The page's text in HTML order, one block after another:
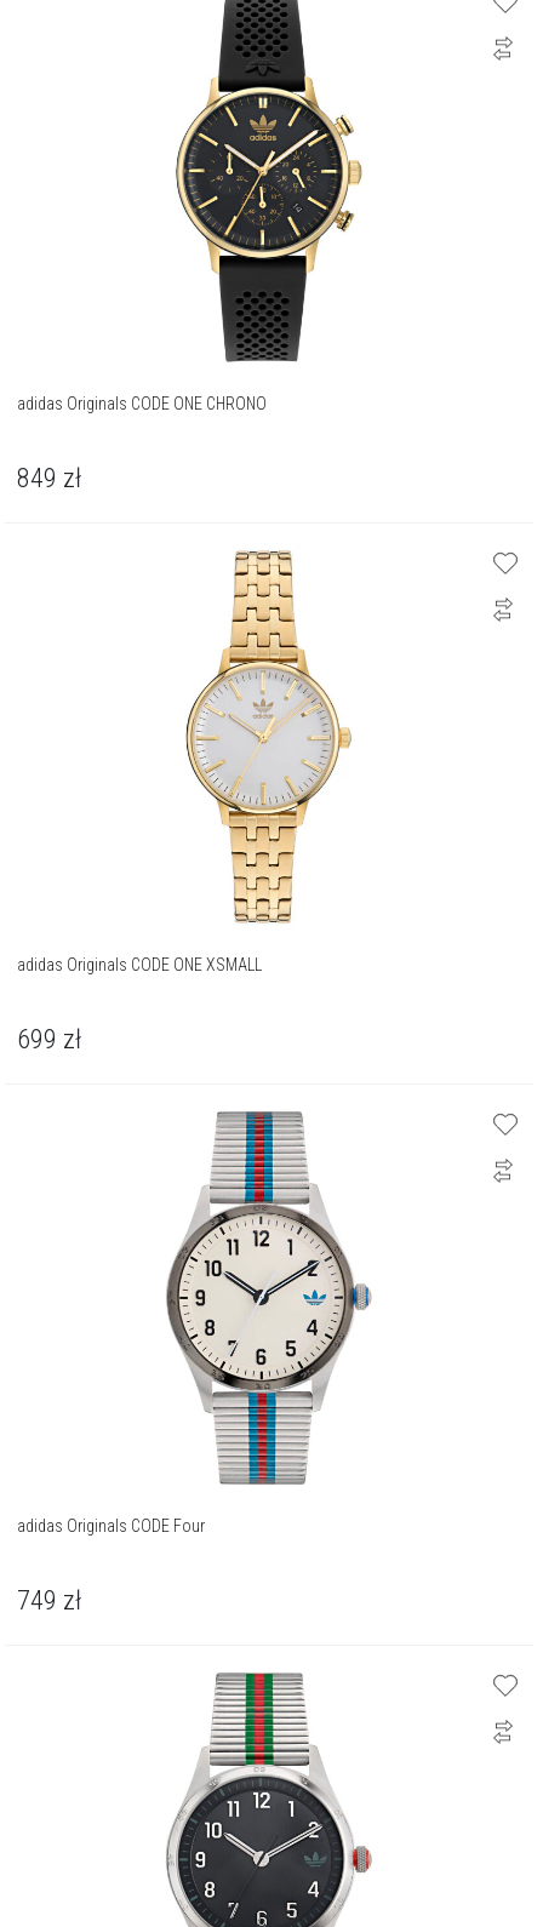
adidas Originals CODE ONE CHRONO
849 zł
adidas Originals CODE ONE XSMALL
699 zł
adidas Originals CODE Four
749 zł